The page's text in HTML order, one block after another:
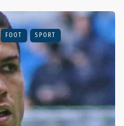
FOOT SPORT